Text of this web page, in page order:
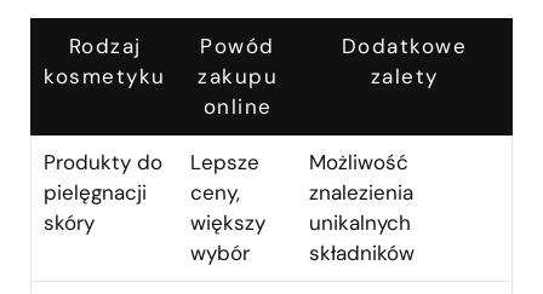
Rodzaj
kosmetyku
Powód
zakupu
online
Dodatkowe
zalety
Produkty do
pielęgnacji
skóry
Lepsze
ceny,
większy
wybór
Możliwość
znalezienia
unikalnych
składników